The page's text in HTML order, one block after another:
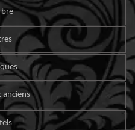
anciens